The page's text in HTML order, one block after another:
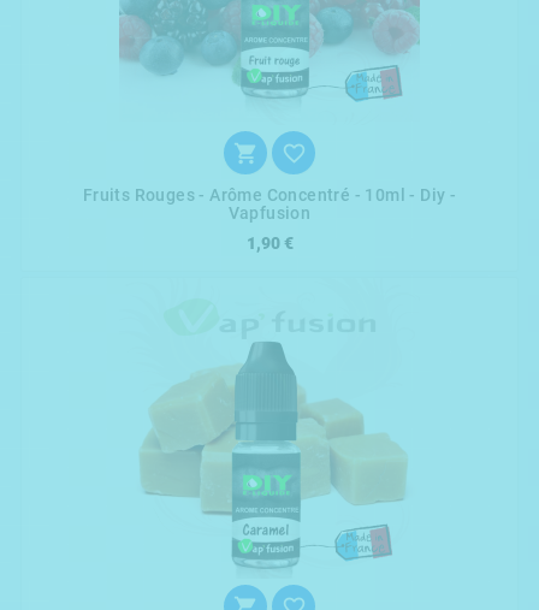
 
Fruits Rouges - Arôme Concentré - 10ml - Diy -
Vapfusion
1,90 €